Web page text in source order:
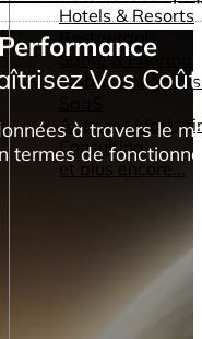
Hotels & Resorts
Restaurants
Santé & Pharma
Editeurs
Agences
Consulting
et plus encore...
Vos
à travers le
termes de